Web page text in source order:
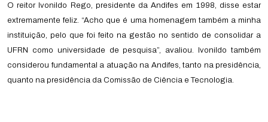
O reitor Ivonildo Rego, presidente da Andifes em 1998, disse estar
extremamente feliz. “Acho que é uma homenagem também a minha
instituição, pelo que foi feito na gestão no sentido de consolidar a
UFRN como universidade de pesquisa”, avaliou. Ivonildo também
considerou fundamental a atuação na Andifes, tanto na presidência,
quanto na presidência da Comissão de Ciência e Tecnologia.